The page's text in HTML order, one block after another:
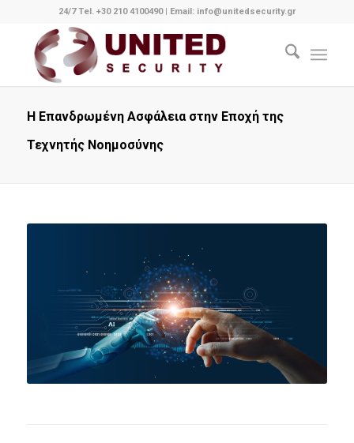
24/7 Tel. +30 210 4100490 | Email: info@unitedsecurity.gr
Η Επανδρωμένη Ασφάλεια στην Εποχή της
Τεχνητής Νοημοσύνης